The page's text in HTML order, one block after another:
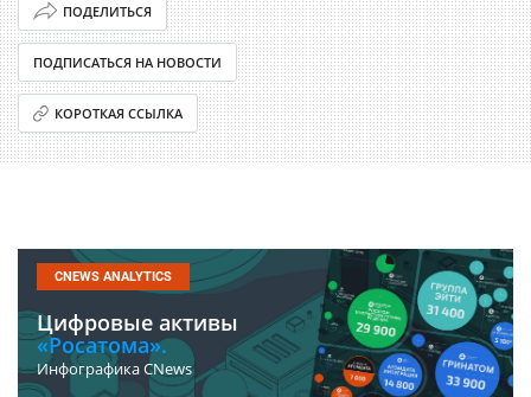
ПОДЕЛИТЬСЯ
ПОДПИСАТЬСЯ НА НОВОСТИ
КОРОТКАЯ ССЫЛКА
CNEWS ANALYTICS
Цифровые активы
«Росатома».
Инфографика CNews